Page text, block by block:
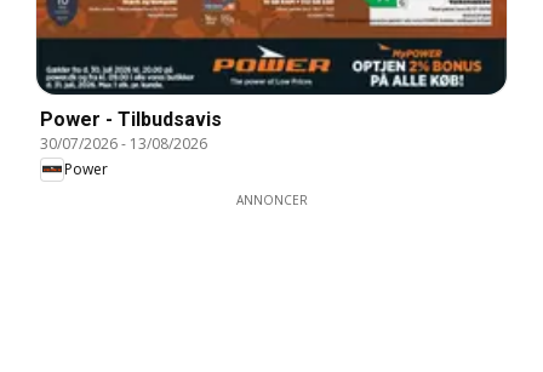
Power - Tilbudsavis
30/07/2026- 13/08/2026
Power
ANNONCER